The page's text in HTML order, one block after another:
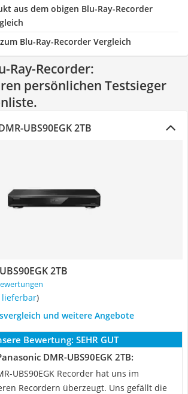
aus dem obigen Blu-Ray-Recorder
Blu-Ray-Recorder Vergleich
Ray-Recorder:
persönlichen Testsieger
UBS90EGK 2TB
2TB
lieferbar)
und weitere Angebote
Bewertung: SEHR GUT
DMR-UBS90EGK 2TB:
UBS90EGK Recorder hat uns im
Recordern überzeugt. Uns gefällt die